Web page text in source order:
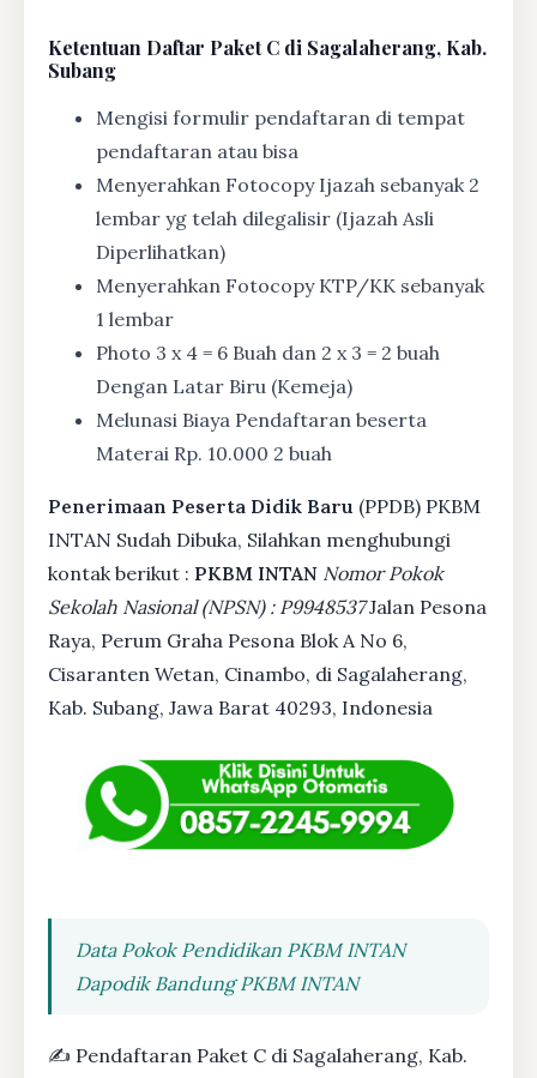
Ketentuan Daftar Paket C di Sagalaherang, Kab.
Subang
Mengisi formulir pendaftaran di tempat
pendaftaran atau bisa
Menyerahkan Fotocopy Ijazah sebanyak 2
lembar yg telah dilegalisir (Ijazah Asli
Diperlihatkan)
Menyerahkan Fotocopy KTP/KK sebanyak
1 lembar
Photo 3 x 4 = 6 Buah dan 2 x 3 = 2 buah
Dengan Latar Biru (Kemeja)
Melunasi Biaya Pendaftaran beserta
Materai Rp. 10.000 2 buah
Penerimaan Peserta Didik Baru (PPDB) PKBM
INTAN Sudah Dibuka, Silahkan menghubungi
kontak berikut : PKBM INTAN Nomor Pokok
Sekolah Nasional (NPSN) : P9948537Jalan Pesona
Raya, Perum Graha Pesona Blok A No 6,
Cisaranten Wetan, Cinambo, di Sagalaherang,
Kab. Subang, Jawa Barat 40293, Indonesia
Data Pokok Pendidikan PKBM INTAN
Dapodik Bandung PKBM INTAN
✍ Pendaftaran Paket C di Sagalaherang, Kab.